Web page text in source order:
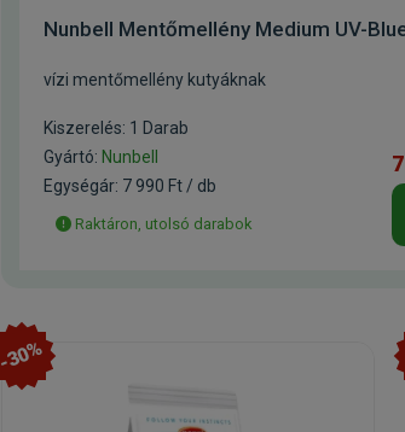
Nunbell Mentőmellény Medium UV-
vízi mentőmellény kutyáknak
Kiszerelés: 1 Darab
Gyártó: Nunbell
Egységár: 7 990 Ft / db
Raktáron, utolsó darabok
-30%